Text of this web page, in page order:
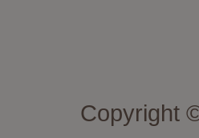
Copyright